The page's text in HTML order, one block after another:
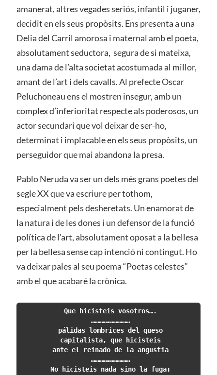
amanerat, altres vegades seriós, infantil i juganer,
decidit en els seus propòsits. Ens presenta a una
Delia del Carril amorosa i maternal amb el poeta,
absolutament seductora, segura de si mateixa,
una dama de l’alta societat acostumada al millor,
amant de l’art i dels cavalls. Al prefecte Oscar
Peluchoneau ens el mostren insegur, amb un
complex d’inferioritat respecte als poderosos, un
actor secundari que vol deixar de ser-ho,
determinat i implacable en els seus propòsits, un
perseguidor que mai abandona la presa.
Pablo Neruda va ser un dels més grans poetes del
segle XX que va escriure per tothom,
especialment pels desheretats. Un enamorat de
la natura i de les dones i un defensor de la funció
política de l’art, absolutament oposat a la bellesa
per la bellesa sense cap intenció ni contingut. Ho
va deixar pales al seu poema “Poetas celestes”
amb el que acabaré la crònica.